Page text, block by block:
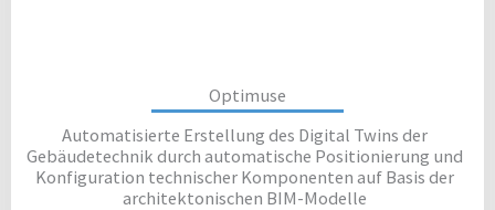
Optimuse
Automatisierte Erstellung des Digital Twins der
Gebäudetechnik durch automatische Positionierung und
Konfiguration technischer Komponenten auf Basis der
architektonischen BIM-Modelle